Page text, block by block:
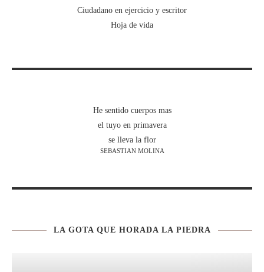
Ciudadano en ejercicio y escritor
Hoja de vida
He sentido cuerpos mas
el tuyo en primavera
se lleva la flor
SEBASTIAN MOLINA
LA GOTA QUE HORADA LA PIEDRA